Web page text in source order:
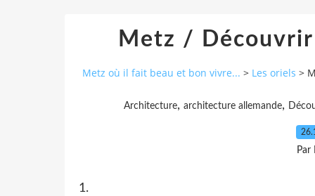
Metz /
Metz où il fait beau et bon vivre... > Les oriels >
Architecture, architecture allemande,
Par
1.